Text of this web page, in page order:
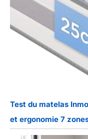
Test du matelas
et ergonomie 7